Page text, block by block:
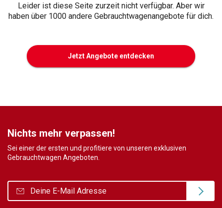
Leider ist diese Seite zurzeit nicht verfügbar. Aber wir
haben über 1000 andere Gebrauchtwagenangebote für dich.
Jetzt Angebote entdecken
Nichts mehr verpassen!
Sei einer der ersten und profitiere von unseren exklusiven
Gebrauchtwagen Angeboten.